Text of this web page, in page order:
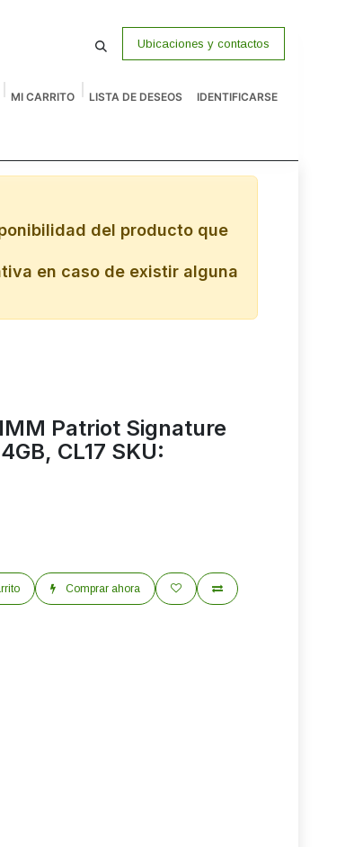
Ubicaciones y contactos
MI CARRITO LISTA DE DESEOS IDENTIFICARSE
del producto que
en caso de existir alguna
Patriot Signature
CL17 SKU:
Comprar ahora